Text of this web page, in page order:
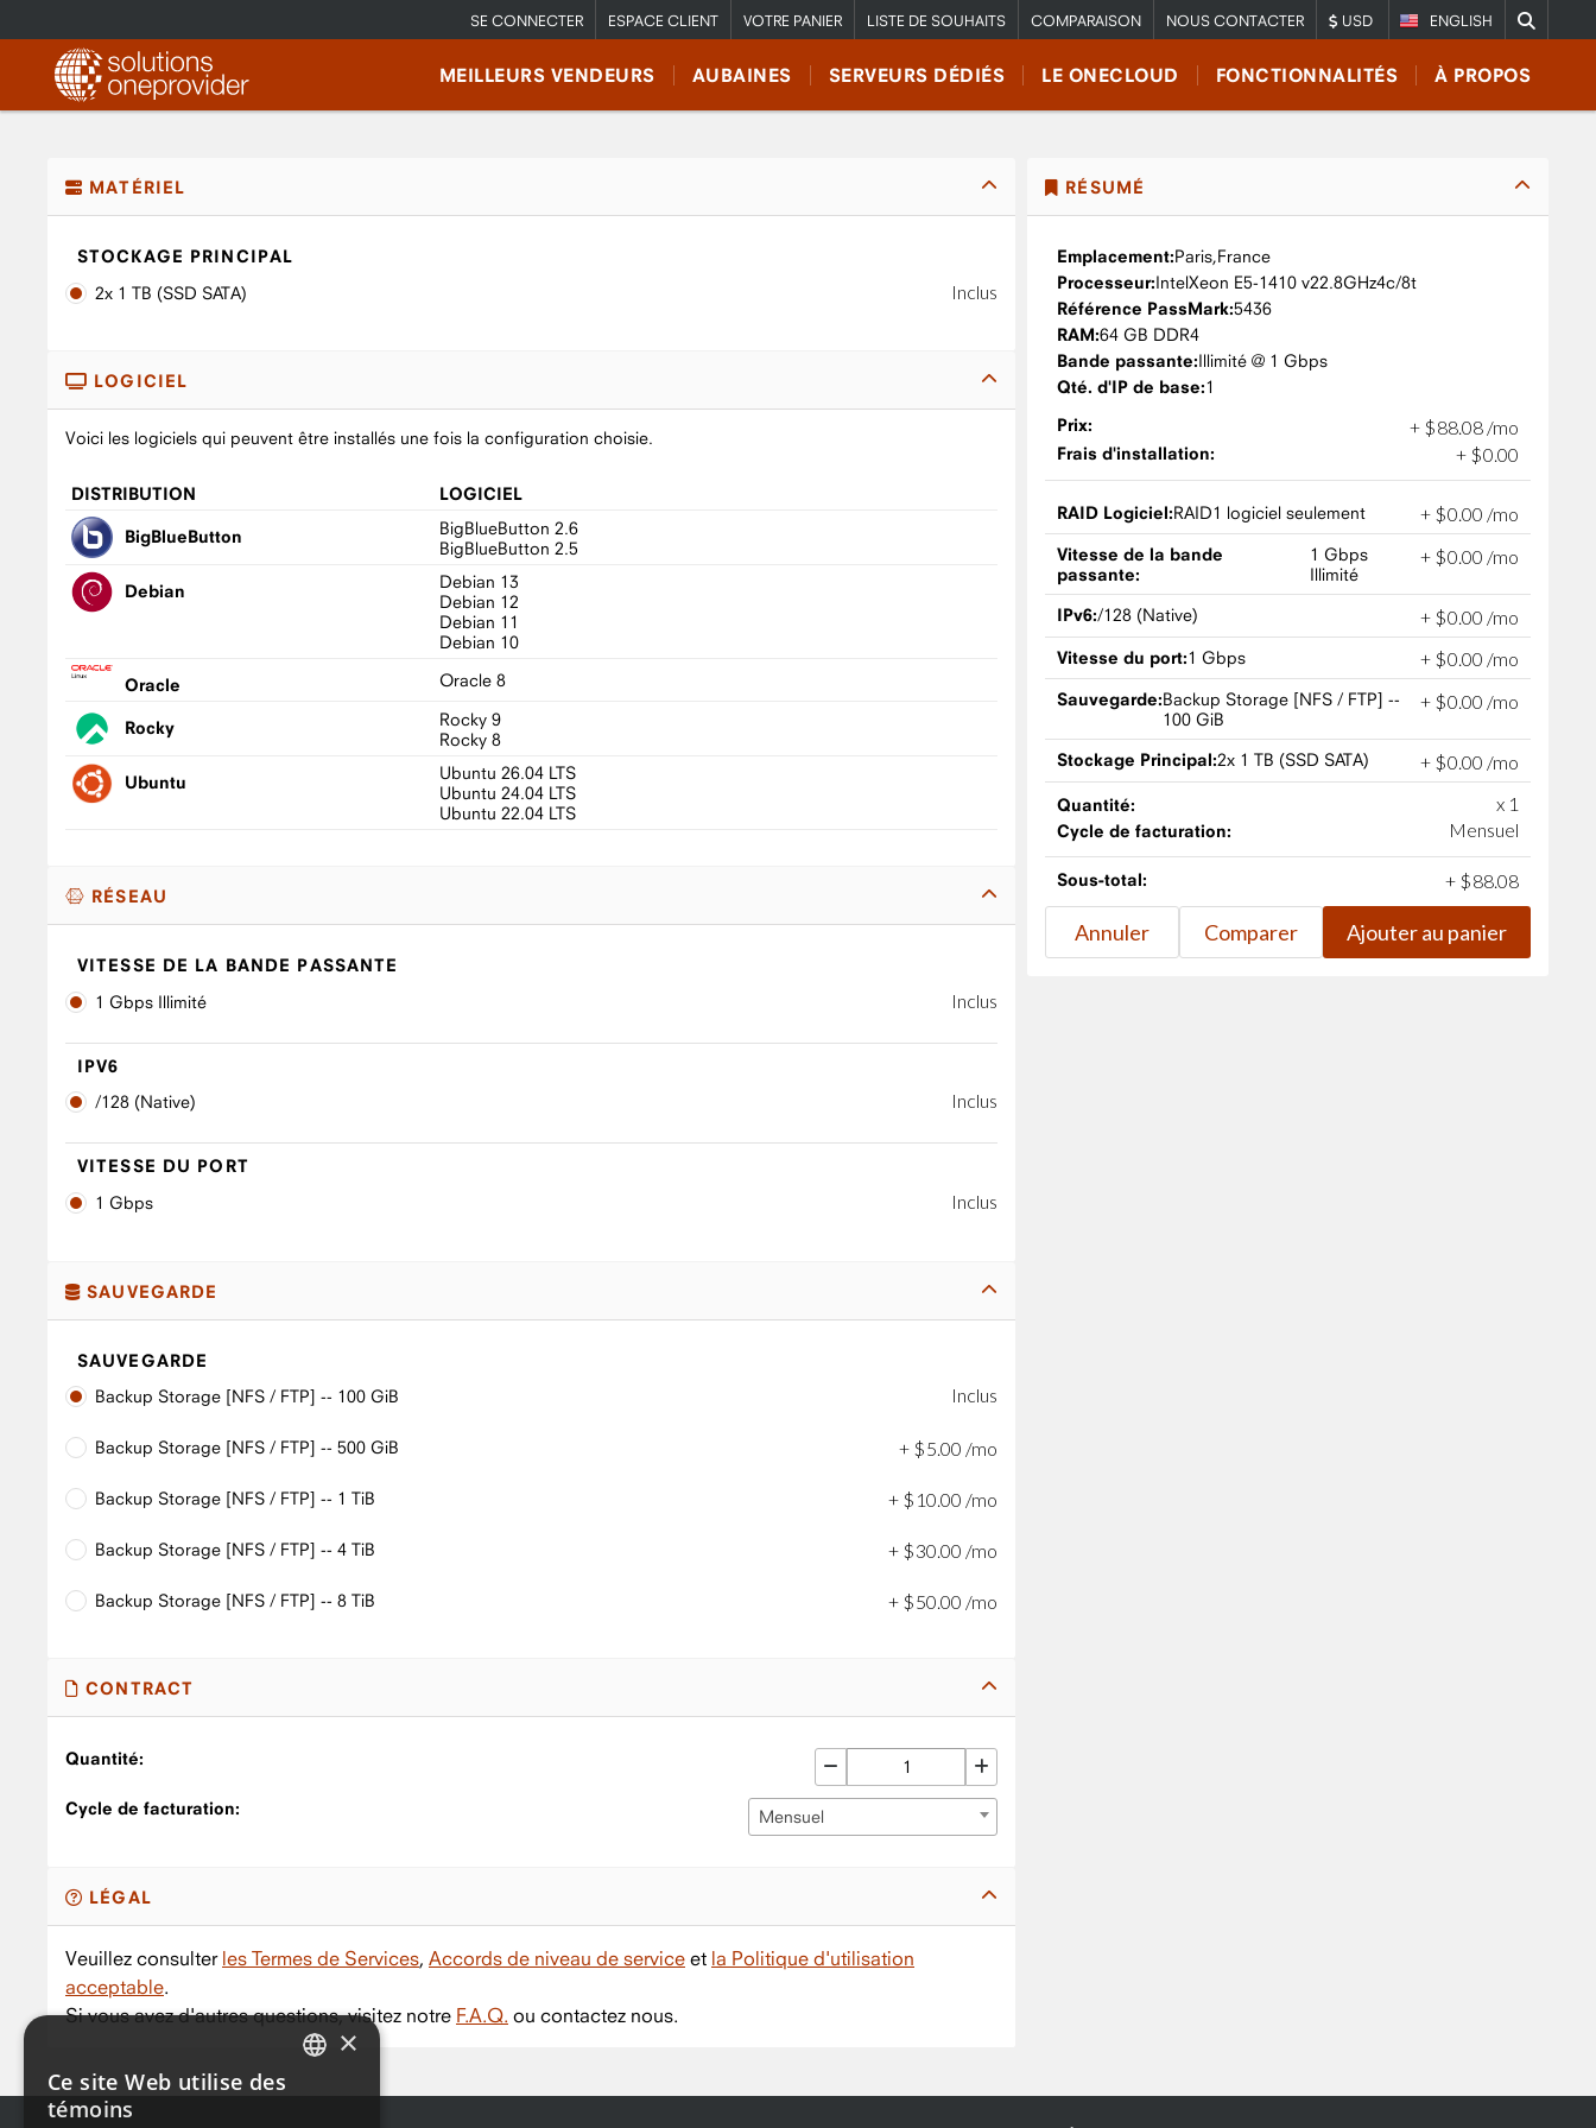
ENGLISH
SE CONNECTER ESPACE CLIENT VOTRE PANIER LISTE DE SOUHAITS COMPARAISON NOUS CONTACTER USD
MEILLEURS VENDEURS AUBAINES SERVEURS DÉDIÉS LE ONECLOUD FONCTIONNALITÉS À PROPOS
MATÉRIEL
STOCKAGE PRINCIPAL
2x 1 TB (SSD SATA)
Inclus
LOGICIEL
Voici les logiciels qui peuvent être installés une fois la configuration choisie.
DISTRIBUTION LOGICIEL
BigBlueButton
BigBlueButton 2.6
BigBlueButton 2.5
Debian
Debian 13
Debian 12
Debian 11
Debian 10
Oracle Oracle 8
Rocky
Rocky 9
Rocky 8
Ubuntu
Ubuntu 26.04 LTS
Ubuntu 24.04 LTS
Ubuntu 22.04 LTS
RÉSEAU
VITESSE DE LA BANDE PASSANTE
1 Gbps Illimité
Inclus
IPV6
/128 (Native)
Inclus
VITESSE DU PORT
1 Gbps
Inclus
SAUVEGARDE
SAUVEGARDE
Backup Storage [NFS / FTP] -- 100 GiB
Inclus
Backup Storage [NFS / FTP] -- 500 GiB + $5.00 /mo
Backup Storage [NFS / FTP] -- 1 TiB + $ 10 .00 /mo
Backup Storage [NFS / FTP] -- 4 TiB + $30 .00 /mo
Backup Storage [NFS / FTP] -- 8 TiB + $50 .00 /mo
CONTRACT
Quantité:
Cycle de facturation: Mensuel
LÉGAL
Veuillez consulter les Termes de Services, Accords de niveau de service et la Politique d'utilisation
acceptable.
Si vous avez d'autres questions, visitez notre F.A.Q. ou contactez nous.
RÉSUMÉ
Emplacement:Paris,France
Processeur:IntelXeon E5-1410 v22.8GHz4c/8t
Référence PassMark:5436
RAM:64 GB DDR4
Bande passante:Illimité @ 1 Gbps
Qté. d'IP de base:1
Prix:
+ $88.08 /mo
Frais d'installation: + $0.00
RAID Logiciel:RAID1 logiciel seulement + $0.00 /mo
Vitesse de la bande
passante:
1 Gbps
Illimité
+ $0.00 /mo
IPv6:/128 (Native) + $0.00 /mo
Vitesse du port:1 Gbps + $0.00 /mo
Sauvegarde:Backup Storage [NFS / FTP] --
100 GiB
+ $0.00 /mo
Stockage Principal:2x 1 TB (SSD SATA) + $0.00 /mo
Quantité: x 1
Cycle de facturation: Mensuel
Sous-total: + $88.08
×
Ce site Web utilise des
témoins